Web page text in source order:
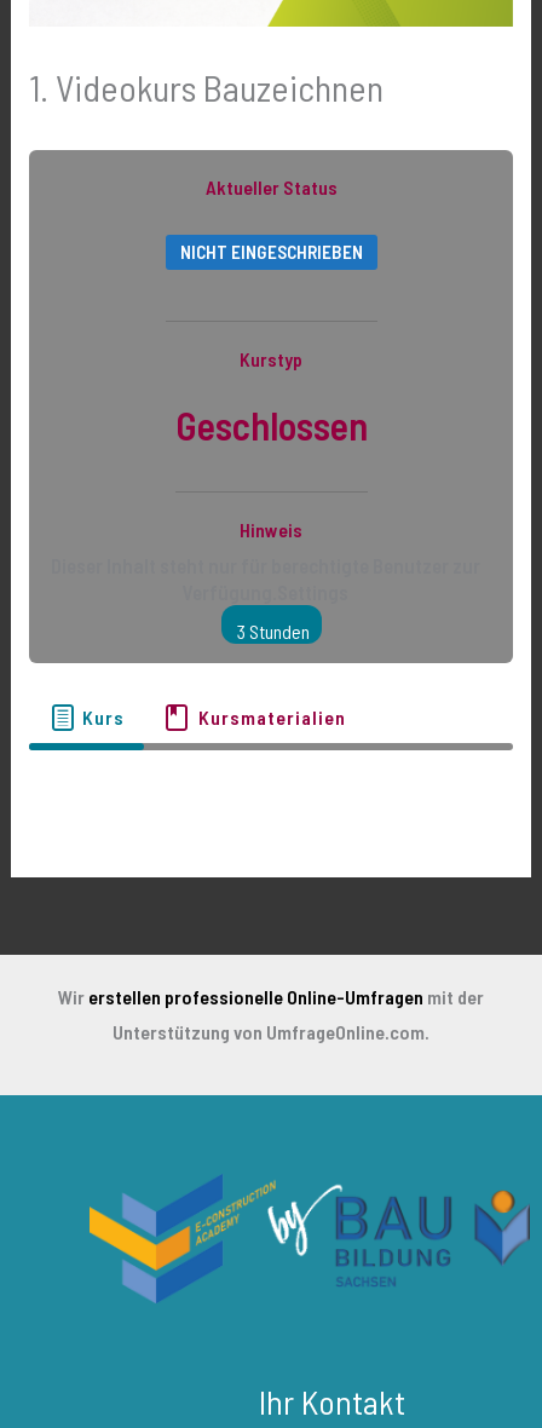
1. Videokurs Bauzeichnen
Aktueller Status
NICHT EINGESCHRIEBEN
Kurstyp
Geschlossen
Hinweis
3 Stunden
Kurs Kursmaterialien
Wir erstellen professionelle Online-Umfragen mit der
Unterstützung von UmfrageOnline.com.
Ihr Kontakt